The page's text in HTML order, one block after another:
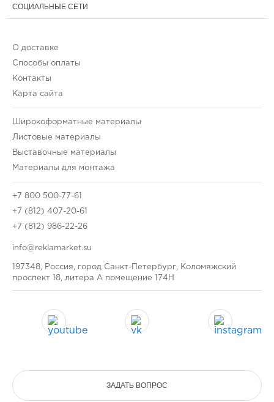
СОЦИАЛЬНЫЕ СЕТИ
О доставке
Способы оплаты
Контакты
Карта сайта
Широкоформатные материалы
Листовые материалы
Выставочные материалы
Материалы для монтажа
+7 800 500-77-61
+7 (812) 407-20-61
+7 (812) 986-22-26
info@reklamarket.su
197348, Россия, город Санкт-Петербург, Коломяжский
проспект 18, литера А помещение 174Н
ЗАДАТЬ ВОПРОС